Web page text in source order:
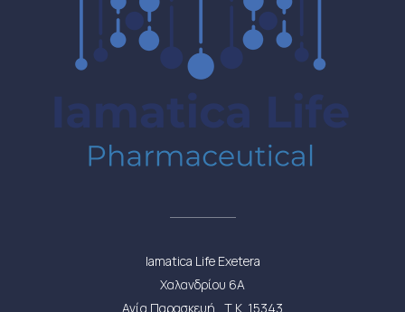
Iamatica Life Exetera
Χαλανδρίου 6Α
Αγία Παρασκευή , Τ.Κ. 15343